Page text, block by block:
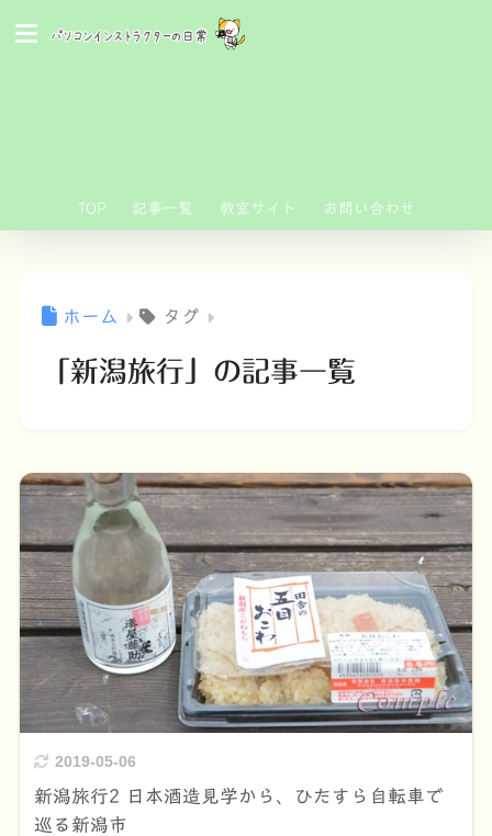
TOP 記事一覧 教室サイト お問い合わせ
ホーム タグ
「新潟旅行」の記事一覧
2019-05-06
新潟旅行2 日本酒造見学から、ひたすら自転車で
巡る新潟市